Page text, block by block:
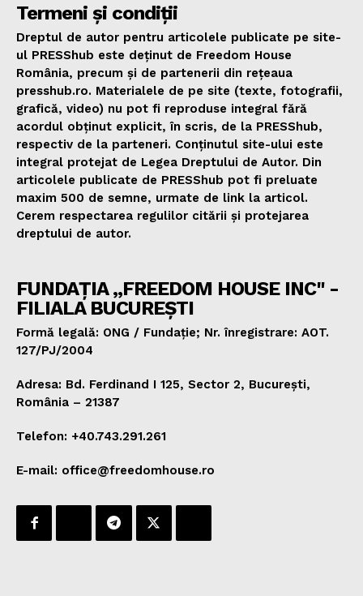
Termeni și condiții
Dreptul de autor pentru articolele publicate pe site-
ul PRESShub este deținut de Freedom House
România, precum și de partenerii din rețeaua
presshub.ro. Materialele de pe site (texte, fotografii,
grafică, video) nu pot fi reproduse integral fără
acordul obținut explicit, în scris, de la PRESShub,
respectiv de la parteneri. Conținutul site-ului este
integral protejat de Legea Dreptului de Autor. Din
articolele publicate de PRESShub pot fi preluate
maxim 500 de semne, urmate de link la articol.
Cerem respectarea regulilor citării și protejarea
dreptului de autor.
FUNDAȚIA „FREEDOM HOUSE INC" -
FILIALA BUCUREȘTI
Formă legală: ONG / Fundație; Nr. înregistrare: AOT.
127/PJ/2004
Adresa: Bd. Ferdinand I 125, Sector 2, București,
România – 21387
Telefon: +40.743.291.261
E-mail: office@freedomhouse.ro